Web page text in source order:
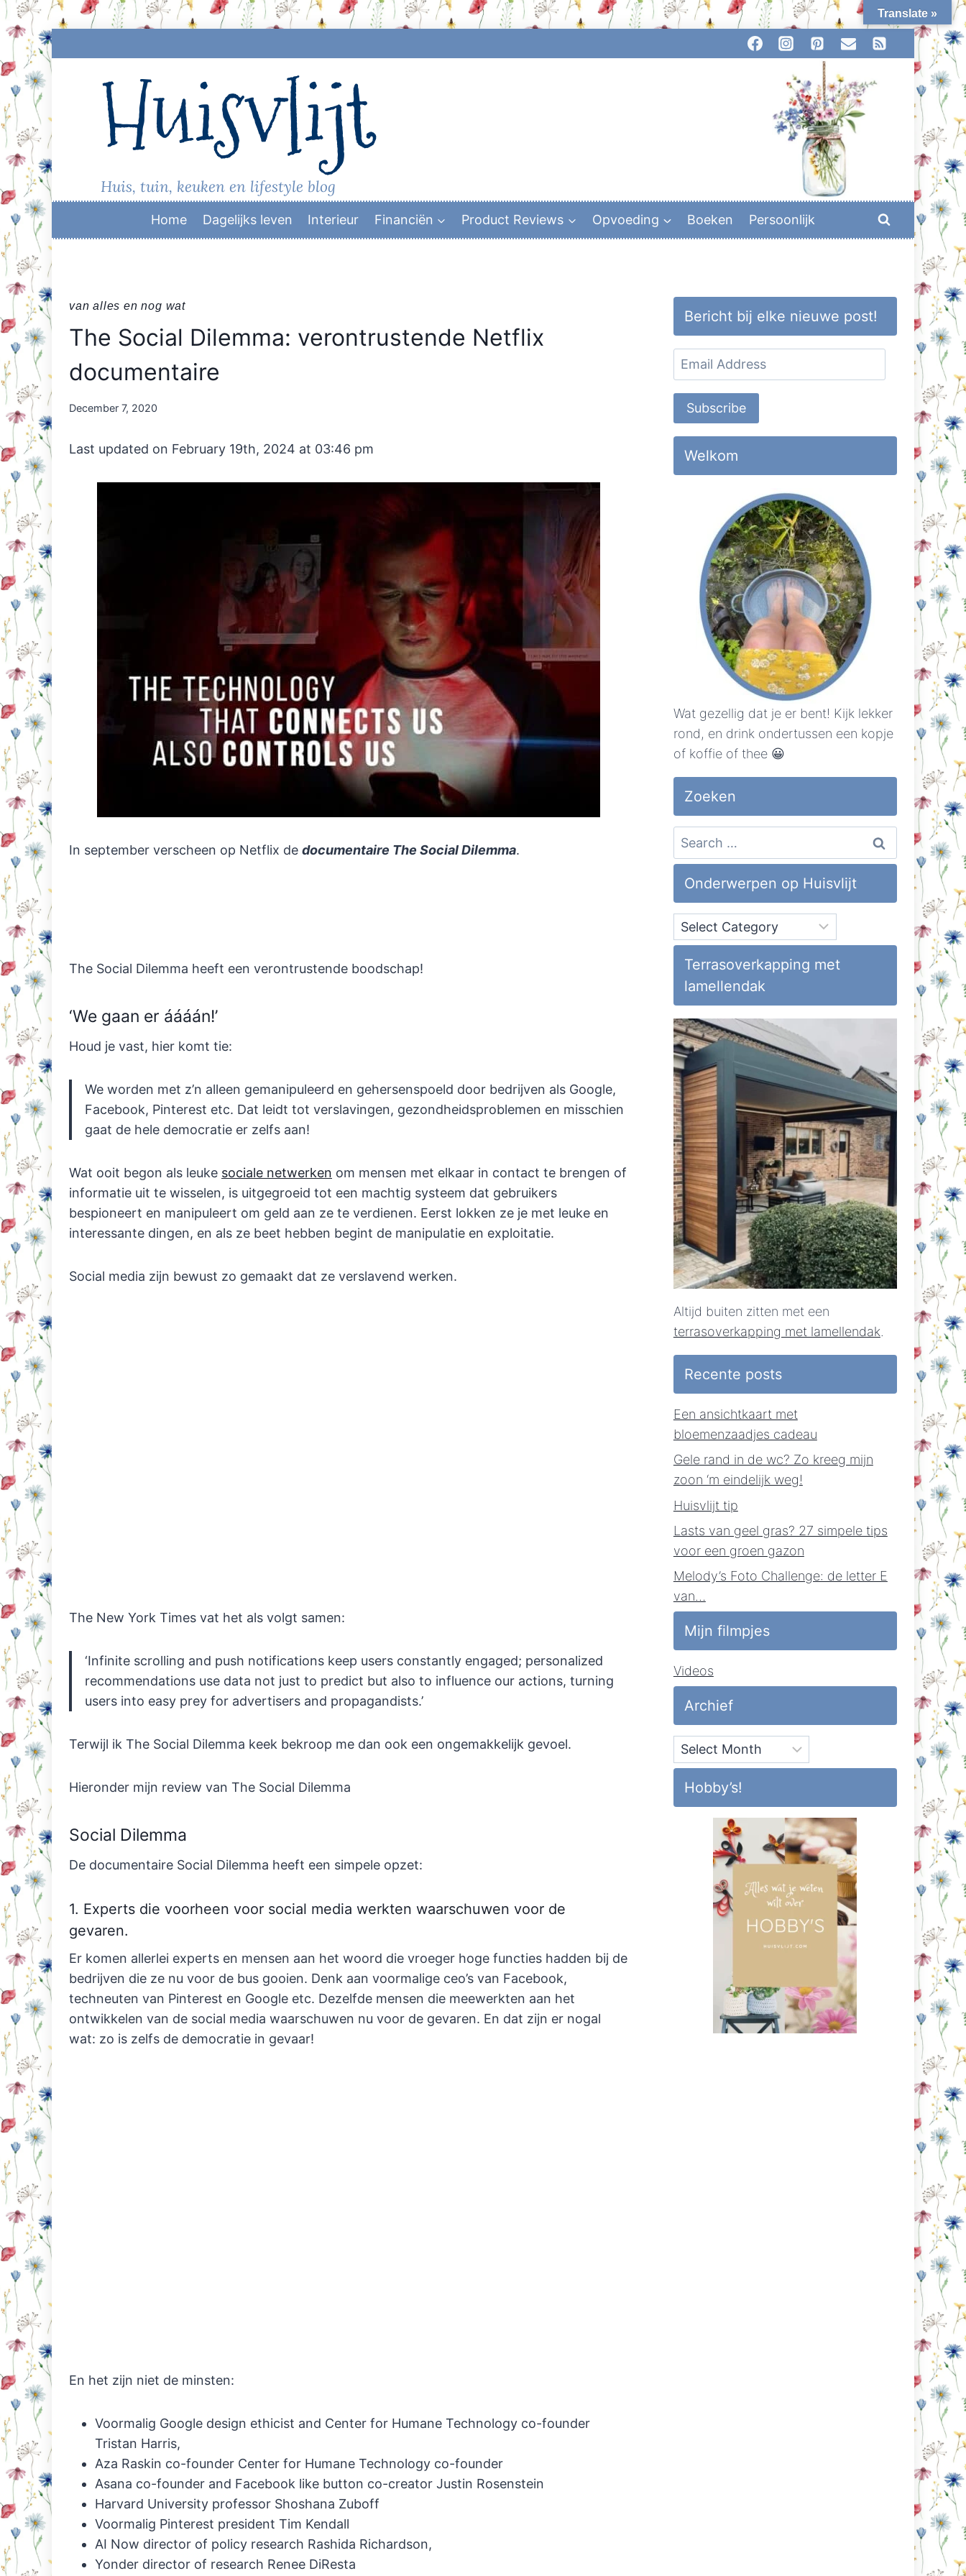
Skip
to
Huisvlijt
Huis, tuin, keuken en lifestyle blog
Home Dagelijks leven Interieur Financiën Product Reviews Opvoeding Boeken Persoonlijk
van alles en nog wat
The Social Dilemma: verontrustende Netflix
documentaire
By
December 7, 2020
Last updated on February 19th, 2024 at 03:46 pm
In september verscheen op Netflix de documentaire The Social Dilemma.
The Social Dilemma heeft een verontrustende boodschap!
‘We gaan er áááán!’
Houd je vast, hier komt tie:
We worden met z’n alleen gemanipuleerd en gehersenspoeld door bedrijven als Google,
Facebook, Pinterest etc. Dat leidt tot verslavingen, gezondheidsproblemen en misschien
gaat de hele democratie er zelfs aan!
Wat ooit begon als leuke sociale netwerken om mensen met elkaar in contact te brengen of
informatie uit te wisselen, is uitgegroeid tot een machtig systeem dat gebruikers
bespioneert en manipuleert om geld aan ze te verdienen. Eerst lokken ze je met leuke en
interessante dingen, en als ze beet hebben begint de manipulatie en exploitatie.
Social media zijn bewust zo gemaakt dat ze verslavend werken.
The New York Times vat het als volgt samen:
‘Infinite scrolling and push notifications keep users constantly engaged; personalized
recommendations use data not just to predict but also to influence our actions, turning
users into easy prey for advertisers and propagandists.’
Terwijl ik The Social Dilemma keek bekroop me dan ook een ongemakkelijk gevoel.
Hieronder mijn review van The Social Dilemma
Social Dilemma
De documentaire Social Dilemma heeft een simpele opzet:
1. Experts die voorheen voor social media werkten waarschuwen voor de
gevaren.
Er komen allerlei experts en mensen aan het woord die vroeger hoge functies hadden bij de
bedrijven die ze nu voor de bus gooien. Denk aan voormalige ceo’s van Facebook,
techneuten van Pinterest en Google etc. Dezelfde mensen die meewerkten aan het
ontwikkelen van de social media waarschuwen nu voor de gevaren. En dat zijn er nogal
wat: zo is zelfs de democratie in gevaar!
En het zijn niet de minsten:
Voormalig Google design ethicist and Center for Humane Technology co-founder
Tristan Harris,
Aza Raskin co-founder Center for Humane Technology co-founder
Asana co-founder and Facebook like button co-creator Justin Rosenstein
Harvard University professor Shoshana Zuboff
Voormalig Pinterest president Tim Kendall
AI Now director of policy research Rashida Richardson,
Yonder director of research Renee DiResta
Bericht bij elke nieuwe post!
Email
Address
Subscribe
Welkom
Wat gezellig dat je er bent! Kijk lekker
rond, en drink ondertussen een kopje
of koffie of thee 😀
Zoeken
Search
for:
Onderwerpen op Huisvlijt
Onderwerpen
op
Huisvlijt
Terrasoverkapping met
lamellendak
Altijd buiten zitten met een
terrasoverkapping met lamellendak.
Recente posts
Een ansichtkaart met
bloemenzaadjes cadeau
Gele rand in de wc? Zo kreeg mijn
zoon ‘m eindelijk weg!
Huisvlijt tip
Lasts van geel gras? 27 simpele tips
voor een groen gazon
Melody’s Foto Challenge: de letter E
van…
Mijn filmpjes
Videos
Archief
Archief
Hobby’s!
Translate »